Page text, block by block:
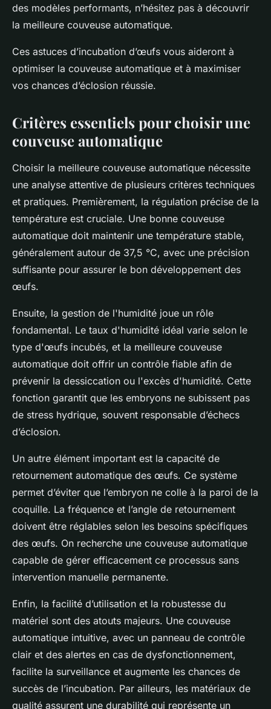
des modèles performants, n’hésitez pas à découvrir
la meilleure couveuse automatique.
Ces astuces d’incubation d’œufs vous aideront à
optimiser la couveuse automatique et à maximiser
vos chances d’éclosion réussie.
Critères essentiels pour choisir une
couveuse automatique
Choisir la meilleure couveuse automatique nécessite
une analyse attentive de plusieurs critères techniques
et pratiques. Premièrement, la régulation précise de la
température est cruciale. Une bonne couveuse
automatique doit maintenir une température stable,
généralement autour de 37,5 °C, avec une précision
suffisante pour assurer le bon développement des
œufs.
Ensuite, la gestion de l'humidité joue un rôle
fondamental. Le taux d'humidité idéal varie selon le
type d'œufs incubés, et la meilleure couveuse
automatique doit offrir un contrôle fiable afin de
prévenir la dessiccation ou l'excès d'humidité. Cette
fonction garantit que les embryons ne subissent pas
de stress hydrique, souvent responsable d’échecs
d’éclosion.
Un autre élément important est la capacité de
retournement automatique des œufs. Ce système
permet d’éviter que l’embryon ne colle à la paroi de la
coquille. La fréquence et l’angle de retournement
doivent être réglables selon les besoins spécifiques
des œufs. On recherche une couveuse automatique
capable de gérer efficacement ce processus sans
intervention manuelle permanente.
Enfin, la facilité d’utilisation et la robustesse du
matériel sont des atouts majeurs. Une couveuse
automatique intuitive, avec un panneau de contrôle
clair et des alertes en cas de dysfonctionnement,
facilite la surveillance et augmente les chances de
succès de l’incubation. Par ailleurs, les matériaux de
qualité assurent une durabilité qui représente un